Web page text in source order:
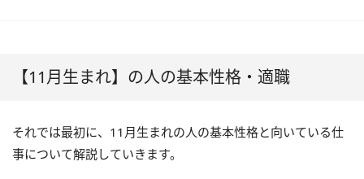
【11月生まれ】の人の基本性格・適職
それでは最初に、11月生まれの人の基本性格と向いている仕
事について解説していきます。